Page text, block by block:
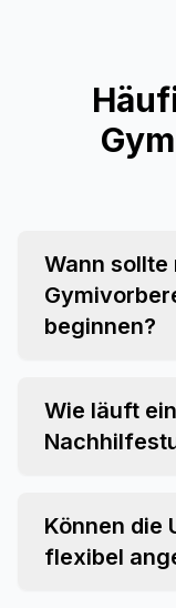
Wann sollte
beginnen?
Wie läuft
Können die
flexibel